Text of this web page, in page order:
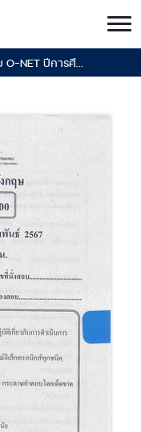
O-NET ปีการศึ...